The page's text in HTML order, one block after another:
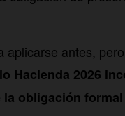
aplicarse antes,
Hacienda 2026
la obligación formal